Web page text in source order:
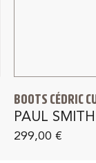
BOOTS CÉDRIC
PAUL SMITH
299,00€